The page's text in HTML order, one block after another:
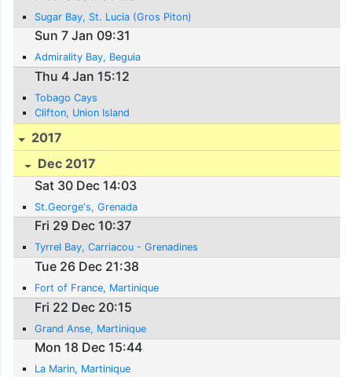
Sugar Bay, St. Lucia (Gros Piton)
Sun 7 Jan 09:31
Admirality Bay, Beguia
Thu 4 Jan 15:12
Tobago Cays
Clifton, Union Island
2017
Dec 2017
Sat 30 Dec 14:03
St.George's, Grenada
Fri 29 Dec 10:37
Tyrrel Bay, Carriacou - Grenadines
Tue 26 Dec 21:38
Fort of France, Martinique
Fri 22 Dec 20:15
Grand Anse, Martinique
Mon 18 Dec 15:44
La Marin, Martinique